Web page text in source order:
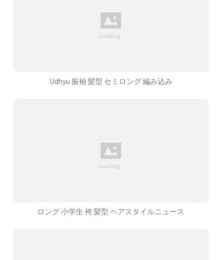
Udhyu 振袖 髪型 セミロング 編み込み
ロング 小学生 袴 髪型 ヘアスタイルニュース